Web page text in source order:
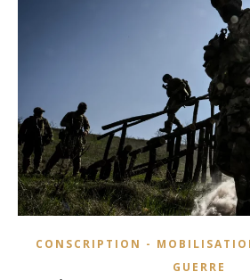
CONSCRIPTION -
GUERRE